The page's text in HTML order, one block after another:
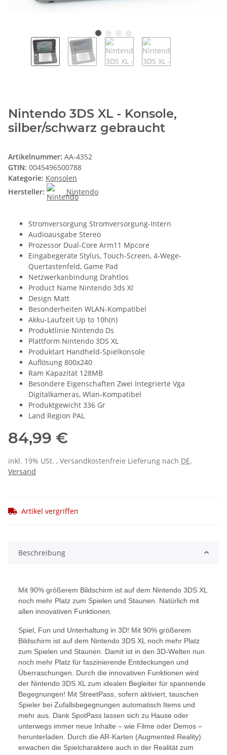
Nintendo 3DS XL - Konsole,
silber/schwarz gebraucht
Artikelnummer: AA-4352
GTIN: 0045496500788
Kategorie: Konsolen
Hersteller:
Nintendo
Stromversorgung Stromversorgung-Intern
Audioausgabe Stereo
Prozessor Dual-Core Arm11 Mpcore
Eingabegeräte Stylus, Touch-Screen, 4-Wege-
Quertastenfeld, Game Pad
Netzwerkanbindung Drahtlos
Product Name Nintendo 3ds Xl
Design Matt
Besonderheiten WLAN-Kompatibel
Akku-Laufzeit Up to 10h(n)
Produktlinie Nintendo Ds
Plattform Nintendo 3DS XL
Produktart Handheld-Spielkonsole
Auflösung 800x240
Ram Kapazität 128MB
Besondere Eigenschaften Zwei Integrierte Vga
Digitalkameras, Wlan-Kompatibel
Produktgewicht 336 Gr
Land Region PAL
84,99 €
inkl. 19% USt. , Versandkostenfreie Lieferung nach DE.
Versand
Artikel vergriffen
Beschreibung
Mit 90% größerem Bildschirm ist auf dem Nintendo 3DS XL
noch mehr Platz zum Spielen und Staunen. Natürlich mit
allen innovativen Funktionen.
Spiel, Fun und Unterhaltung in 3D! Mit 90% größerem
Bildschirm ist auf dem Nintendo 3DS XL noch mehr Platz
zum Spielen und Staunen. Damit ist in den 3D-Welten nun
noch mehr Platz für faszinierende Entdeckungen und
Überraschungen. Durch die innovativen Funktionen wird
der Nintendo 3DS XL zum idealen Begleiter für spannende
Begegnungen! Mit StreetPass, sofern aktiviert, tauschen
Spieler bei Zufallsbegegnungen automatisch Items und
mehr aus. Dank SpotPass lassen sich zu Hause oder
unterwegs immer neue Inhalte – wie Filme oder Demos –
herunterladen. Durch die AR-Karten (Augmented Reality)
erwachen die Spielcharaktere auch in der Realität zum